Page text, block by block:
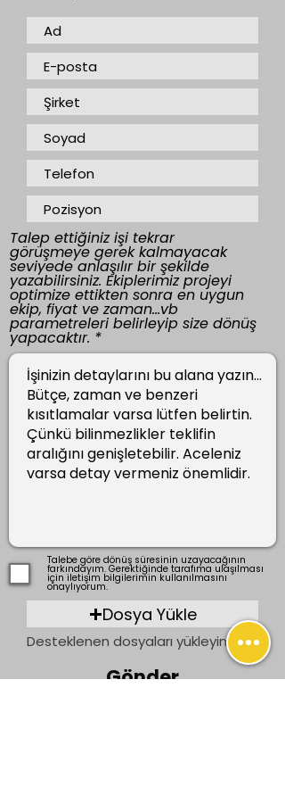
Talep ettiğiniz işi tekrar
görüşmeye gerek kalmayacak
seviyede anlaşılır bir şekilde
yazabilirsiniz. Ekiplerimiz projeyi
optimize ettikten sonra en uygun
ekip, fiyat ve zaman...vb
parametreleri belirleyip size dönüş
yapacaktır.
Talebe göre dönüş süresinin uzayacağının
farkındayım. Gerektiğinde tarafıma ulaşılması
için iletişim bilgilerimin kullanılmasını
onaylıyorum.
Dosya Yükle
Desteklenen dosyaları yükleyin (En fazla 15 MB)
Gönder